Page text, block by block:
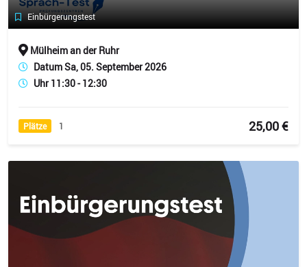
Einbürgerungstest
Mülheim an der Ruhr
Datum Sa, 05. September 2026
Uhr 11:30 - 12:30
Plätze 1 25,00 €